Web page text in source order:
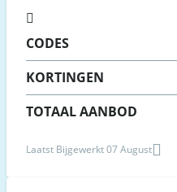
CODES
KORTINGEN
TOTAAL AANBOD
Laatst Bijgewerkt 07 August